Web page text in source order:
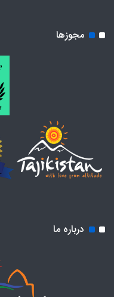
مجوزها
درباره ما